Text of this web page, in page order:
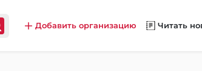
Добавить организацию Читать